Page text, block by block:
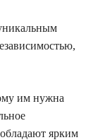
им нужна
ярким